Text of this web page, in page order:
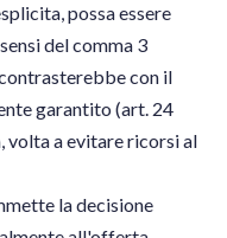
possa essere
del comma 3
con il
garantito (art. 24
volta a evitare ricorsi al
la decisione